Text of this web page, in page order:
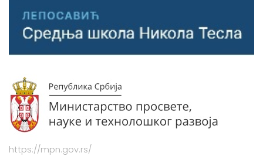
https://mpn.gov.rs/